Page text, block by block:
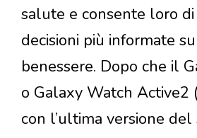
salute e consente loro
decisioni più informate
benessere. Dopo che il
o Galaxy Watch Active2
con l’ultima versione